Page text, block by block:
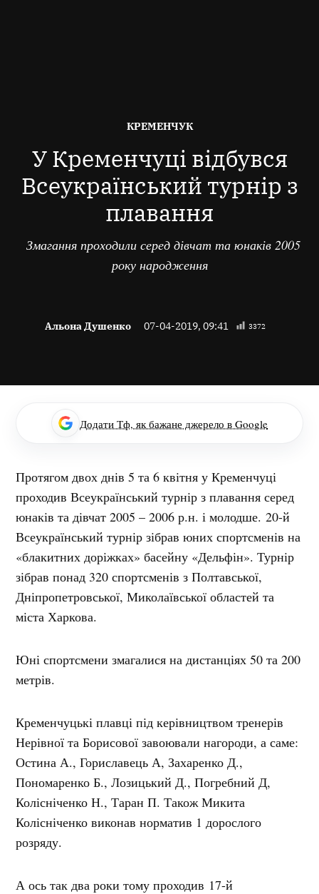
ОПУБЛІКОВАНО
КРЕМЕНЧУК
У Кременчуці відбувся
Всеукраїнський турнір з
плавання
Змагання проходили серед дівчат та юнаків 2005
року народження
Альона Душенко 07-04-2019, 09:41 3372
Додати Тф, як бажане джерело в Google
Протягом двох днів 5 та 6 квітня у Кременчуці
проходив Всеукраїнський турнір з плавання серед
юнаків та дівчат2005 – 2006 р.н. і молодше. 20-й
Всеукраїнський турнір зібрав юних спортсменів на
«блакитних доріжках» басейну «Дельфін». Турнір
зібрав понад 320 спортсменів з Полтавської,
Дніпропетровської, Миколаївської областей та
міста Харкова.
Юні спортсмени змагалися на дистанціях 50 та 200
метрів.
Кременчуцькі плавці під керівництвом тренерів
Нерівної та Борисової завоювали нагороди, а саме:
Остина А., Гориславець А, Захаренко Д.,
Пономаренко Б., Лозицький Д., Погребний Д,
Колісніченко Н., Таран П. Також Микита
Колісніченко виконав норматив 1 дорослого
розряду.
А ось так два роки тому проходив 17-й